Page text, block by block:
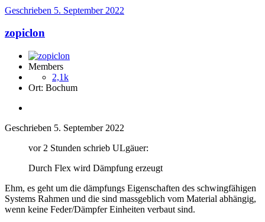
Geschrieben 5. September 2022
zopiclon
Members
2,1k
Ort: Bochum
Geschrieben 5. September 2022
vor 2 Stunden schrieb ULgäuer:
Durch Flex wird Dämpfung erzeugt
Ehm, es geht um die dämpfungs Eigenschaften des schwingfähigen
Systems Rahmen und die sind massgeblich vom Material abhängig,
wenn keine Feder/Dämpfer Einheiten verbaut sind.